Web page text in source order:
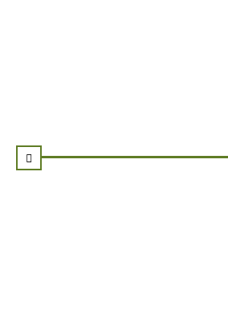
